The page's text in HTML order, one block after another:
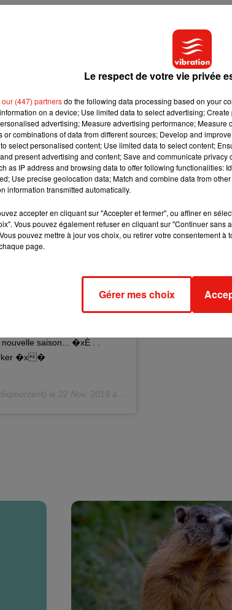
apparaît dans les coulisses du
hommes sont en pleine séance de selfies. «
d’ores et déjà été annoncés : José Garcia,
le jeune Carl Malapa, la star de la nouvelle série
saison... �xÈ . .
�x�
le 22 Nov. 2019 à 4 :46 PST
Le respect de votre vie privée
our (447) partnersdo the following data processing based on your
on a device; Use limited data to select advertising;
advertising; Measure advertising performance;
or combinations of data from different sources; Develop and
select personalised content; Use limited data to select content;
present advertising and content; Save and communicate
as IP address and browsing data to offer following functionalities:
Use precise geolocation data; Match and combine data from
information transmitted automatically.
accepter en cliquant sur "Accepter et fermer", ou affiner en
Vous pouvez également refuser en cliquant sur "Continuer sans
pouvez mettre à jour vos choix, ou retirer votre consentement
page.
Gérer mes choix